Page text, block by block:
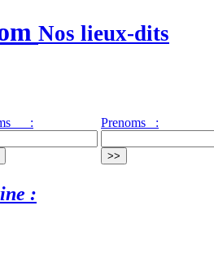
Nos lieux-dits
: Prenoms :
: